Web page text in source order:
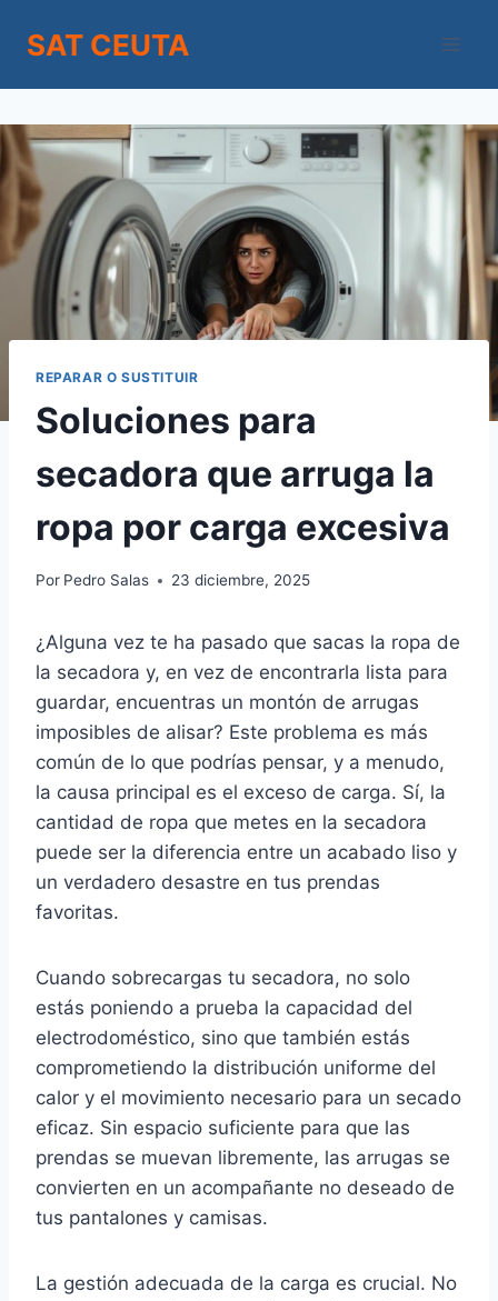
SAT CEUTA
REPARAR O SUSTITUIR
Soluciones para
secadora que arruga la
ropa por carga excesiva
Por Pedro Salas 23 diciembre, 2025
¿Alguna vez te ha pasado que sacas la ropa de
la secadora y, en vez de encontrarla lista para
guardar, encuentras un montón de arrugas
imposibles de alisar? Este problema es más
común de lo que podrías pensar, y a menudo,
la causa principal es el exceso de carga. Sí, la
cantidad de ropa que metes en la secadora
puede ser la diferencia entre un acabado liso y
un verdadero desastre en tus prendas
favoritas.
Cuando sobrecargas tu secadora, no solo
estás poniendo a prueba la capacidad del
electrodoméstico, sino que también estás
comprometiendo la distribución uniforme del
calor y el movimiento necesario para un secado
eficaz. Sin espacio suficiente para que las
prendas se muevan libremente, las arrugas se
convierten en un acompañante no deseado de
tus pantalones y camisas.
La gestión adecuada de la carga es crucial. No